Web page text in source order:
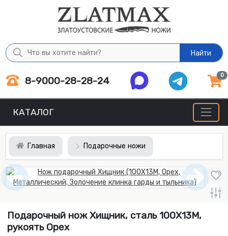
Найти
8-9000-28-28-24 0
КАТАЛОГ
Главная Подарочные ножи
Подарочный нож Хищник, сталь 100Х13М,
рукоять Орех